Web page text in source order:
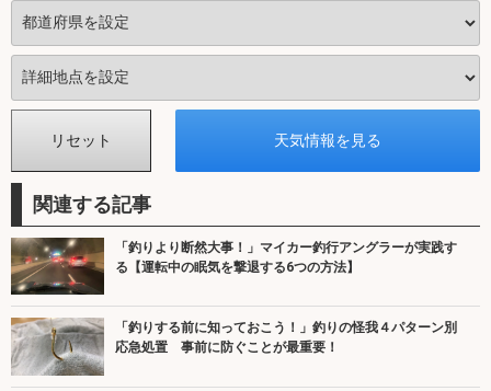
関連する記事
「釣りより断然大事！」マイカー釣行アングラーが実践す
る【運転中の眠気を撃退する6つの方法】
「釣りする前に知っておこう！」釣りの怪我４パターン別
応急処置 事前に防ぐことが最重要！